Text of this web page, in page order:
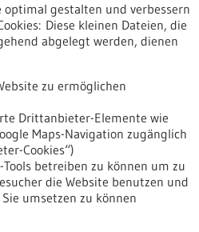
optimal gestalten und verbessern
Diese kleinen Dateien, die
abgelegt werden, dienen
zu ermöglichen
Drittanbieter-Elemente wie
Maps-Navigation zugänglich
Cookies“)
betreiben zu können um zu
die Website benutzen und
umsetzen zu können